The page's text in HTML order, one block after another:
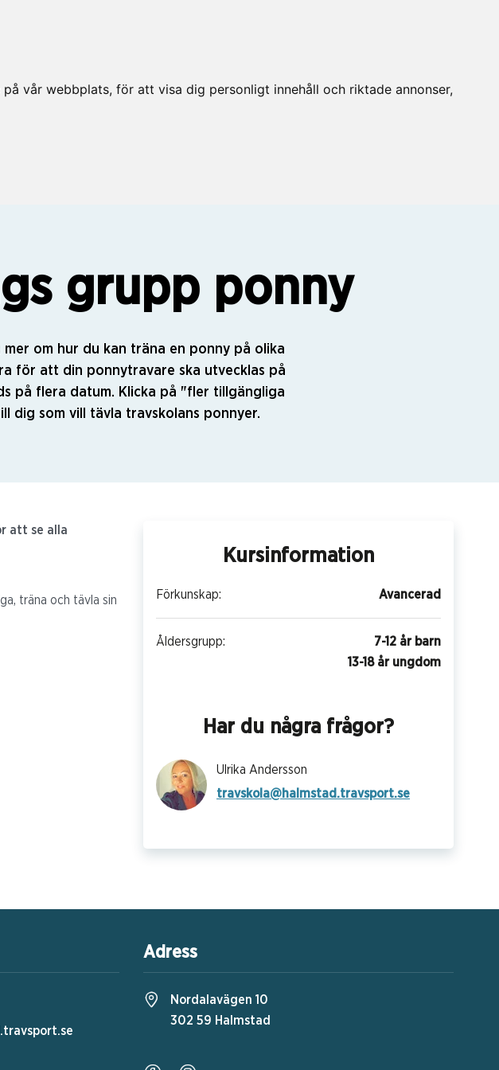
vår webbplats, för att visa dig personligt innehåll och riktade annonser,
grupp ponny
om hur du kan träna en ponny på olika
för att din ponnytravare ska utvecklas på
på flera datum. Klicka på "fler tillgängliga
dig som vill tävla travskolans ponnyer.
att se alla
träna och tävla sin
Kursinformation
Förkunskap: Avancerad
Åldersgrupp:
7-12 år barn
13-18 år ungdom
Har du några frågor?
Ulrika Andersson
travskola@halmstad.travsport.se
Adress
Nordalavägen 10
302 59 Halmstad